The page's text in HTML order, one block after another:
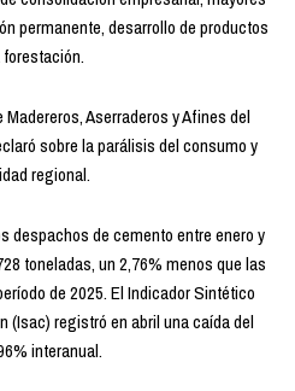
permanente, desarrollo de productos
Aserraderos y Afines del
sobre la parálisis del consumo y
regional.
despachos de cemento entre enero y
toneladas, un 2,76% menos que las
de 2025. El Indicador Sintético
(Isac) registró en abril una caída del
interanual.